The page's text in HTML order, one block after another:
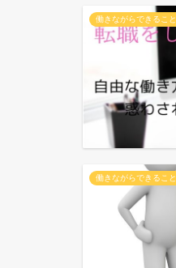
働きながらできること
働きながらできること